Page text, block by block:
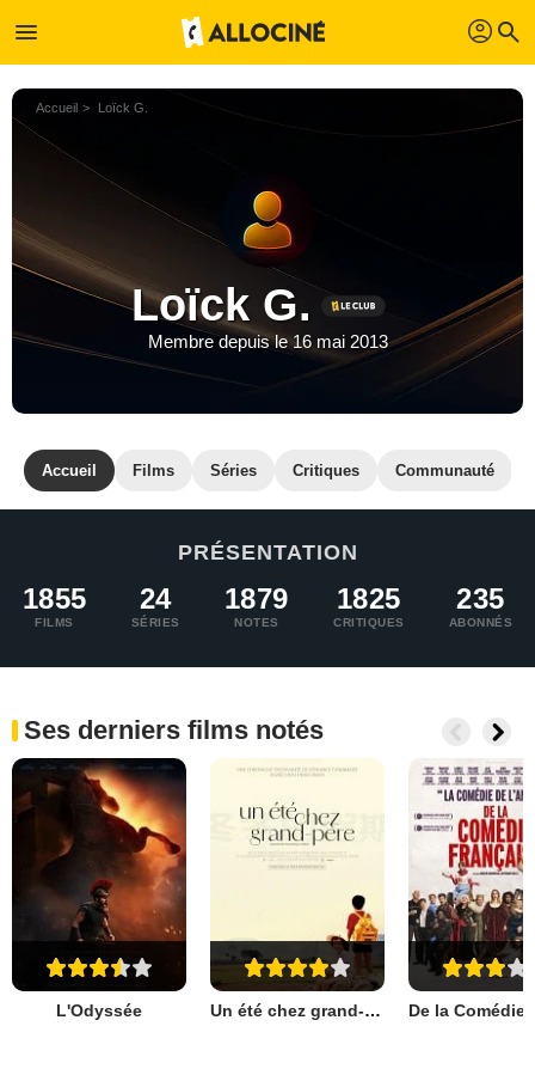
menu profil search
Accueil Loïck G.
Loïck G.
Membre depuis le 16 mai 2013
Accueil Films Séries Critiques Communauté
PRÉSENTATION
1855
FILMS
24
SÉRIES
1879
NOTES
1825
CRITIQUES
235
ABONNÉS
Ses derniers films notés
L'Odyssée Un été chez grand-père